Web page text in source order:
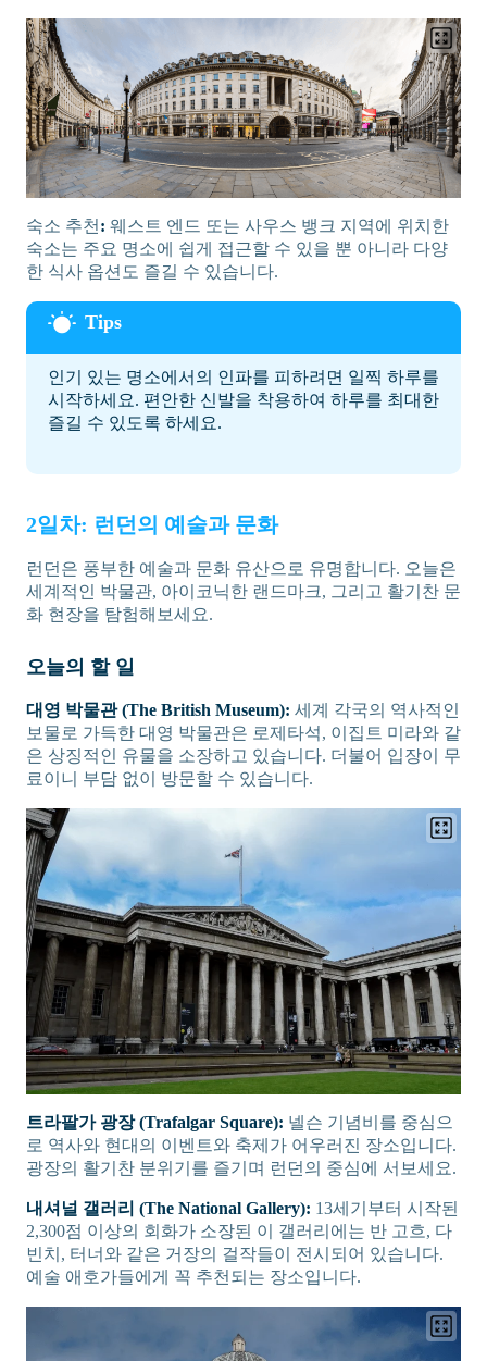
숙소 추천: 웨스트 엔드 또는 사우스 뱅크 지역에 위치한
숙소는 주요 명소에 쉽게 접근할 수 있을 뿐 아니라 다양
한 식사 옵션도 즐길 수 있습니다.
인기 있는 명소에서의 인파를 피하려면 일찍 하루를
시작하세요. 편안한 신발을 착용하여 하루를 최대한
즐길 수 있도록 하세요.
2일차: 런던의 예술과 문화
런던은 풍부한 예술과 문화 유산으로 유명합니다. 오늘은
세계적인 박물관, 아이코닉한 랜드마크, 그리고 활기찬 문
화 현장을 탐험해보세요.
오늘의 할 일
대영 박물관 (The British Museum): 세계 각국의 역사적인
보물로 가득한 대영 박물관은 로제타석, 이집트 미라와 같
은 상징적인 유물을 소장하고 있습니다. 더불어 입장이 무
료이니 부담 없이 방문할 수 있습니다.
트라팔가 광장 (Trafalgar Square): 넬슨 기념비를 중심으
로 역사와 현대의 이벤트와 축제가 어우러진 장소입니다.
광장의 활기찬 분위기를 즐기며 런던의 중심에 서보세요.
내셔널 갤러리 (The National Gallery): 13세기부터 시작된
2,300점 이상의 회화가 소장된 이 갤러리에는 반 고흐, 다
빈치, 터너와 같은 거장의 걸작들이 전시되어 있습니다.
예술 애호가들에게 꼭 추천되는 장소입니다.